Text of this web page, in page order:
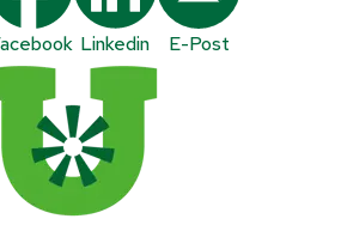
Linkedin E-Post